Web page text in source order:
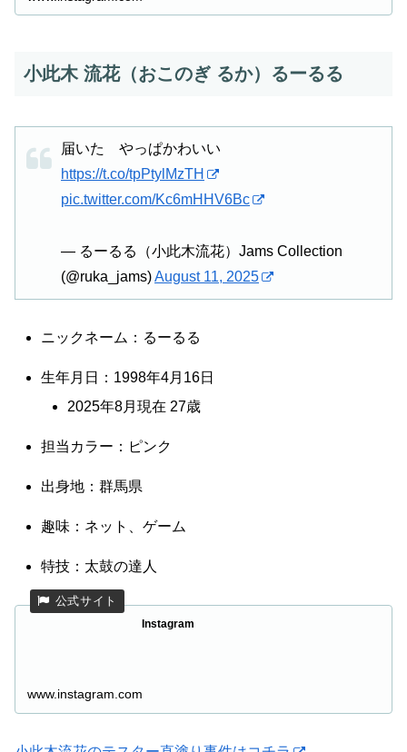
小此木 流花（おこのぎ るか）るーるる
届いた やっぱかわいい
https://t.co/tpPtylMzTH
pic.twitter.com/Kc6mHHV6Bc
— るーるる（小此木流花）Jams Collection
(@ruka_jams)August 11, 2025
ニックネーム：るーるる
生年月日：1998年4月16日
2025年8月現在 27歳
担当カラー：ピンク
出身地：群馬県
趣味：ネット、ゲーム
特技：太鼓の達人
Instagram
www.instagram.com